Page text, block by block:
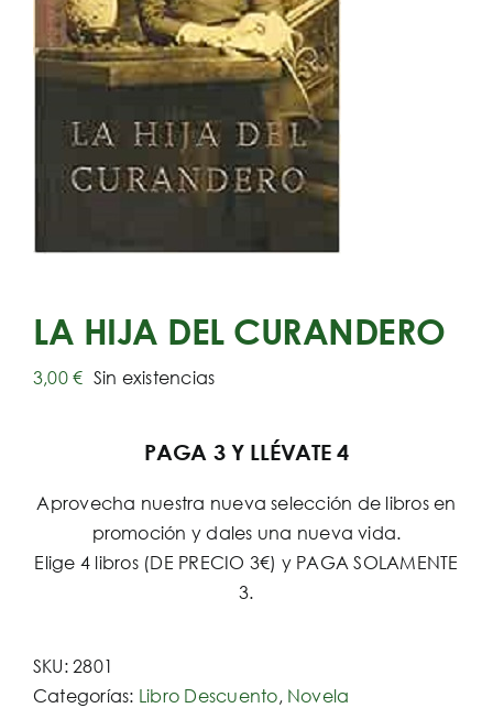
LA HIJA DEL CURANDERO
3,00€ Sin existencias
PAGA 3 Y LLÉVATE 4
Aprovecha nuestra nueva selección de libros en
promoción y dales una nueva vida.
Elige 4 libros (DE PRECIO 3€) y PAGA SOLAMENTE
3.
SKU:2801
Categorías: Libro Descuento, Novela